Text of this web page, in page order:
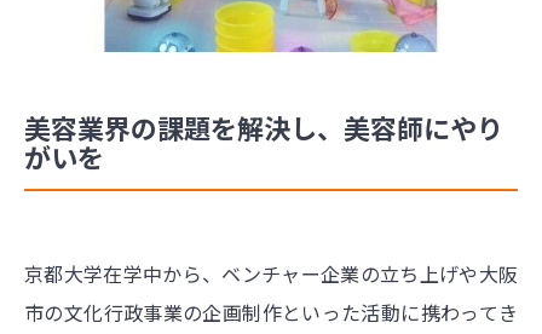
美容業界の課題を解決し、美容師にやり
がいを
京都大学在学中から、ベンチャー企業の立ち上げや大阪
市の文化行政事業の企画制作といった活動に携わってき